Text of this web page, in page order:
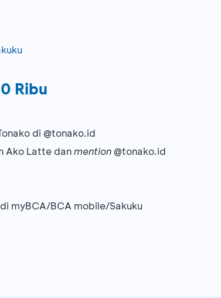
Ribu
di @tonako.id
Ako Latte danmention @tonako.id
myBCA/BCA mobile/Sakuku